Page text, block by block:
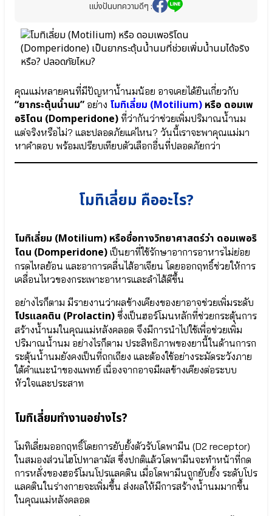
ประเทศ
หนังสือ
รู้แค่นี้
เข้าใจ
คนทั้ง
โลก
หน้า
แม่
⦿
Nutri
Plus
41 |
42
● ลูกซัด
Organic
Fenugreek
● หัวปลี
ออร์แกนิก
Organic
Banana
Blossom
ชเอ
(DHA)
●
แคลเซียม
จาก
สาหร่าย
แดง
Calcium
Aquamin
ผลิตภัณฑ์
Promom
ความ
จาก
ทั่ว
ประเทศ
ภัณฑ์
ทั้ง
โลก
หน้า
สินค้า
ทั้งหมด
Nutri
Plus
41|42
เพิ่ม
น้ำนม
แม่
⦿
Nutri
Plus
|
42
●
ลูก
ซัด
Organic
Fenugreek
●
หัว
แบ่งปันบทความดีๆ :
คุณแม่หลายคนที่มีปัญหาน้ำนมน้อย อาจเคยได้ยินเกี่ยวกับ
“ยากระตุ้นน้ำนม” อย่าง โมทิเลี่ยม (Motilium) หรือ ดอมเพ
อริโดน (Domperidone) ที่ว่ากันว่าช่วยเพิ่มปริมาณน้ำนม
แต่จริงหรือไม่? และปลอดภัยแค่ไหน? วันนี้เราจะพาคุณแม่มา
หาคำตอบ พร้อมเปรียบเทียบตัวเลือกอื่นที่ปลอดภัยกว่า
โมทิเลี่ยม คืออะไร?
โมทิเลี่ยม (Motilium) หรือชื่อทางวิทยาศาสตร์ว่า ดอมเพอริ
โดน (Domperidone) เป็นยาที่ใช้รักษาอาการอาหารไม่ย่อย
กรดไหลย้อน และอาการคลื่นไส้อาเจียน โดยออกฤทธิ์ช่วยให้การ
เคลื่อนไหวของกระเพาะอาหารและลำไส้ดีขึ้น
อย่างไรก็ตาม มีรายงานว่าผลข้างเคียงของยาอาจช่วยเพิ่มระดับ
โปรแลคติน (Prolactin) ซึ่งเป็นฮอร์โมนหลักที่ช่วยกระตุ้นการ
สร้างน้ำนมในคุณแม่หลังคลอด จึงมีการนำไปใช้เพื่อช่วยเพิ่ม
ปริมาณน้ำนม อย่างไรก็ตาม ประสิทธิภาพของยานี้ในด้านการก
ระตุ้นน้ำนมยังคงเป็นที่ถกเถียง และต้องใช้อย่างระมัดระวังภาย
ใต้คำแนะนำของแพทย์ เนื่องจากอาจมีผลข้างเคียงต่อระบบ
หัวใจและประสาท
โมทิเลี่ยมทำงานอย่างไร?
โมทิเลี่ยมออกฤทธิ์โดยการยับยั้งตัวรับโดพามีน (D2 receptor)
ในสมองส่วนไฮโปทาลามัส ซึ่งปกติแล้วโดพามีนจะทำหน้าที่กด
การหลั่งของฮอร์โมนโปรแลคติน เมื่อโดพามีนถูกยับยั้ง ระดับโปร
แลคตินในร่างกายจะเพิ่มขึ้น ส่งผลให้มีการสร้างน้ำนมมากขึ้น
ในคุณแม่หลังคลอด